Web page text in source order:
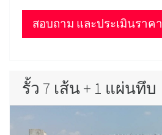
สอบถาม และประเมินราคา
รั้ว 7 เส้น + 1 แผ่นทึบ